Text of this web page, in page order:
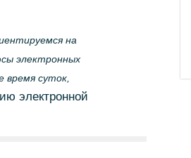
на
электронных
время суток,
электронной